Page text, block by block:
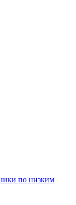
по низким